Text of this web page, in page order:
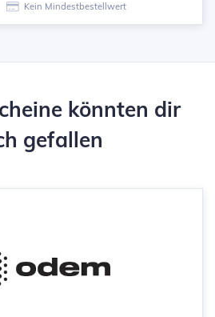
Kein Mindestbestellwert
könnten dir
gefallen